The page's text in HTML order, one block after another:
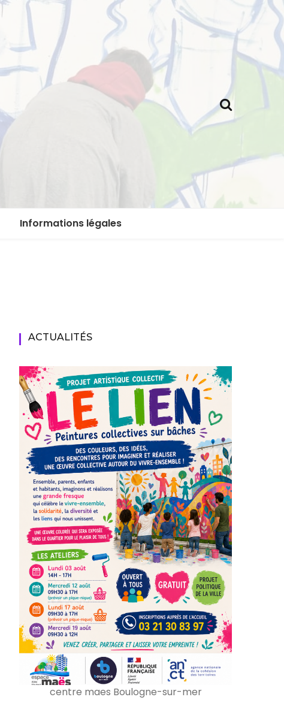
Informations légales
ACTUALITÉS
centre maes Boulogne-sur-mer